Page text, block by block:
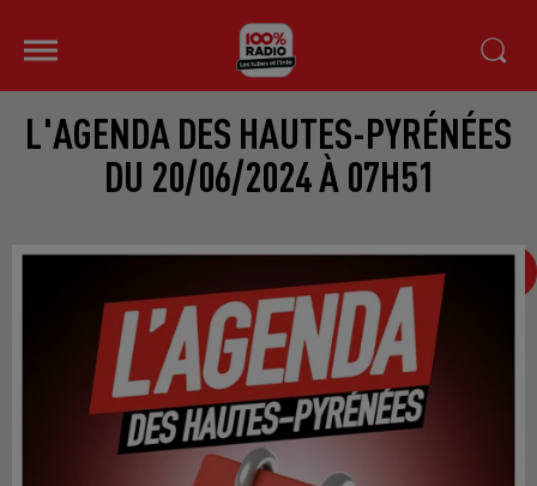
L'AGENDA DES HAUTES-PYRÉNÉES
DU 20/06/2024 À 07H51